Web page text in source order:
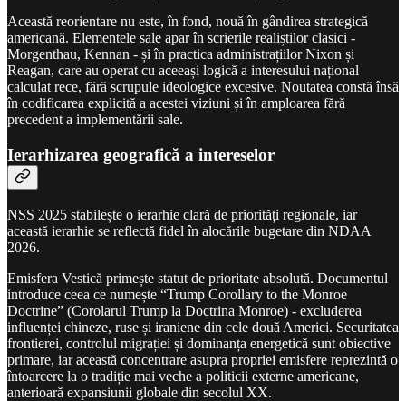
Această reorientare nu este, în fond, nouă în gândirea strategică
americană. Elementele sale apar în scrierile realiștilor clasici -
Morgenthau, Kennan - și în practica administrațiilor Nixon și
Reagan, care au operat cu aceeași logică a interesului național
calculat rece, fără scrupule ideologice excesive. Noutatea constă însă
în codificarea explicită a acestei viziuni și în amploarea fără
precedent a implementării sale.
Ierarhizarea geografică a intereselor
NSS 2025 stabilește o ierarhie clară de priorități regionale, iar
această ierarhie se reflectă fidel în alocările bugetare din NDAA
2026.
Emisfera Vestică primește statut de prioritate absolută. Documentul
introduce ceea ce numește “Trump Corollary to the Monroe
Doctrine” (Corolarul Trump la Doctrina Monroe) - excluderea
influenței chineze, ruse și iraniene din cele două Americi. Securitatea
frontierei, controlul migrației și dominanța energetică sunt obiective
primare, iar această concentrare asupra propriei emisfere reprezintă o
întoarcere la o tradiție mai veche a politicii externe americane,
anterioară expansiunii globale din secolul XX.